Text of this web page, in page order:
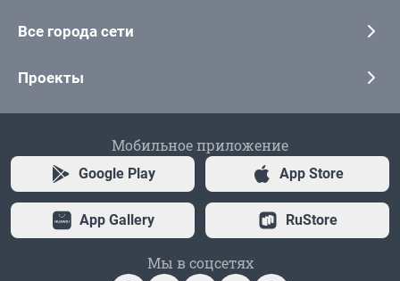
Все города сети
Проекты
Мобильное приложение
Google Play App Store
App Gallery RuStore
Мы в соцсетях